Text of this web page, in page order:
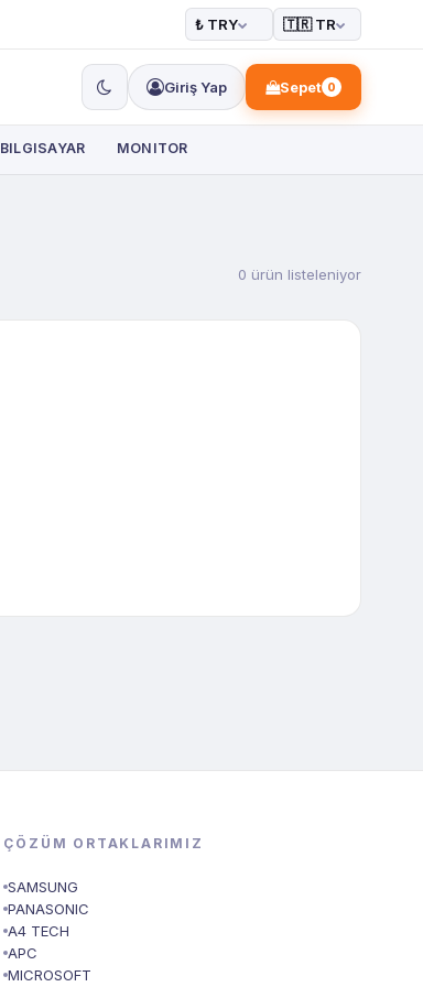
₺ TRY 🇹🇷 TR
Giriş Yap Sepet 0
BILGISAYAR MONITOR
0 ürün listeleniyor
ÇÖZÜM ORTAKLARIMIZ
SAMSUNG
PANASONIC
A4 TECH
APC
MICROSOFT